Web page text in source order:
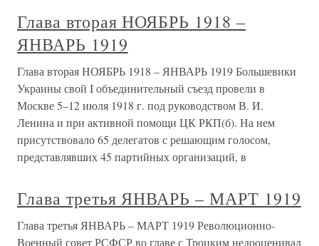
Глава вторая НОЯБРЬ 1918 –
ЯНВАРЬ 1919
Глава вторая НОЯБРЬ 1918 – ЯНВАРЬ 1919 Большевики
Украины свой I объединительный съезд провели в
Москве 5–12 июля 1918 г. под руководством В. И.
Ленина и при активной помощи ЦК РКП(б). На нем
присутствовало 65 делегатов с решающим голосом,
представлявших 45 партийных организаций, в
Глава третья ЯНВАРЬ – МАРТ 1919
Глава третья ЯНВАРЬ – МАРТ 1919 Революционно-
Военный совет РСФСР во главе с Троцким недооценивал